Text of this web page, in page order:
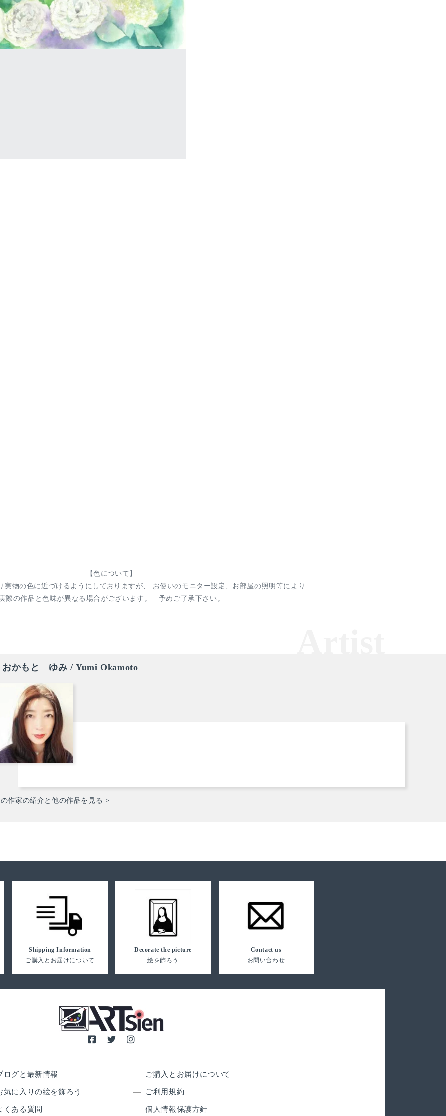
【色について】
物の色に近づけるようにしておりますが、 お使いのモニター設定、お部屋の照明等により
際の作品と色味が異なる場合がございます。 予めご了承下さい。
おかもと ゆみ / Yumi Okamoto
の作家の紹介と他の作品を見る >
Shipping Information
ご購入とお届けについて
Decorate the picture
絵を飾ろう
Contact us
お問い合わせ
ログと最新情報
気に入りの絵を飾ろう
くある質問
ご購入とお届けについて
ご利用規約
個人情報保護方針